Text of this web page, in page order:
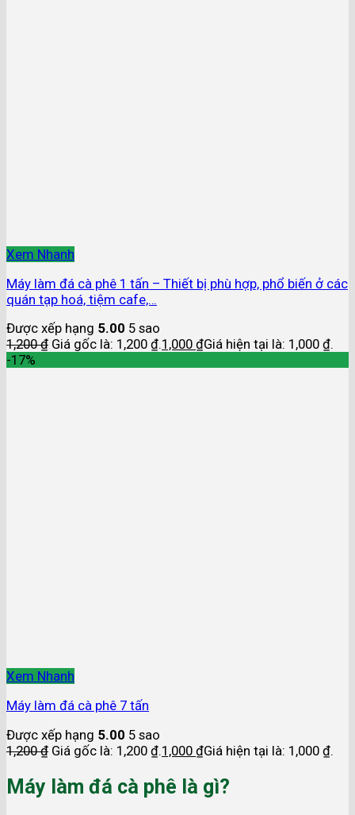
Xem Nhanh
Máy làm đá cà phê 1 tấn – Thiết bị phù hợp, phổ biến ở các
quán tạp hoá, tiệm cafe,…
Được xếp hạng 5.00 5 sao
1,200₫ Giá gốc là: 1,200 ₫.1,000 ₫Giá hiện tại là: 1,000 ₫.
-17%
Xem Nhanh
Máy làm đá cà phê 7 tấn
Được xếp hạng 5.00 5 sao
1,200₫ Giá gốc là: 1,200 ₫.1,000 ₫Giá hiện tại là: 1,000 ₫.
Máy làm đá cà phê là gì?